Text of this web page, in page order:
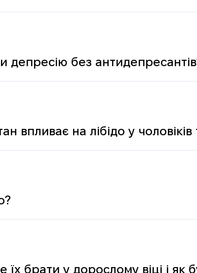
і психічних причин
депресію без
впливає на лібідо у чоловіків
їх брати у дорослому віці і як